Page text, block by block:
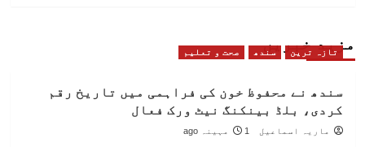
مزید خبریں
تازہ ترین سندھ صحت و تعلیم
سندھ نے محفوظ خون کی فراہمی میں تاریخ رقم
کردی، بلڈ بینکنگ نیٹ ورک فعال
ماریہ اسماعیل 1 مہینہ ago